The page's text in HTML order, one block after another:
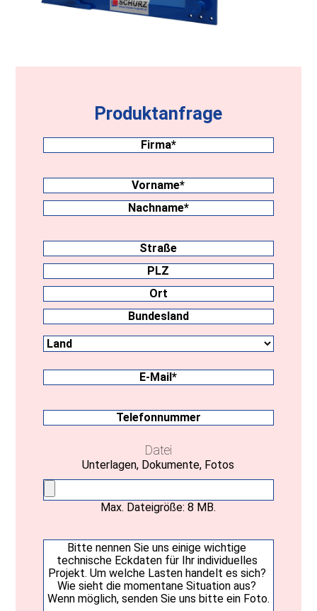
Produktanfrage
Firma(erforderlich)
Nachname(erforderlich)
Vorname
Anschrift
Straße
PLZ
Ort
E-
Mail(erforderlich)
Telefonnummer
Datei
Unterlagen, Dokumente, Fotos
Max. Dateigröße: 8 MB.
Ihre
Nachricht(erforderlich)